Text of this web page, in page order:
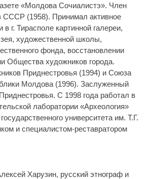
«Молдова Сочиалистэ». Член
СССР (1958). Принимал активное
в г. Тирасполе картинной галереи,
художественной школы,
фонда, восстановлении
Общества художников города.
Приднестровья (1994) и Союза
Молдова (1996). Заслуженный
С 1998 года работал в
лаборатории «Археология»
университета им. Т.Г.
и специалистом-реставратором
Харузин, русский этнограф и